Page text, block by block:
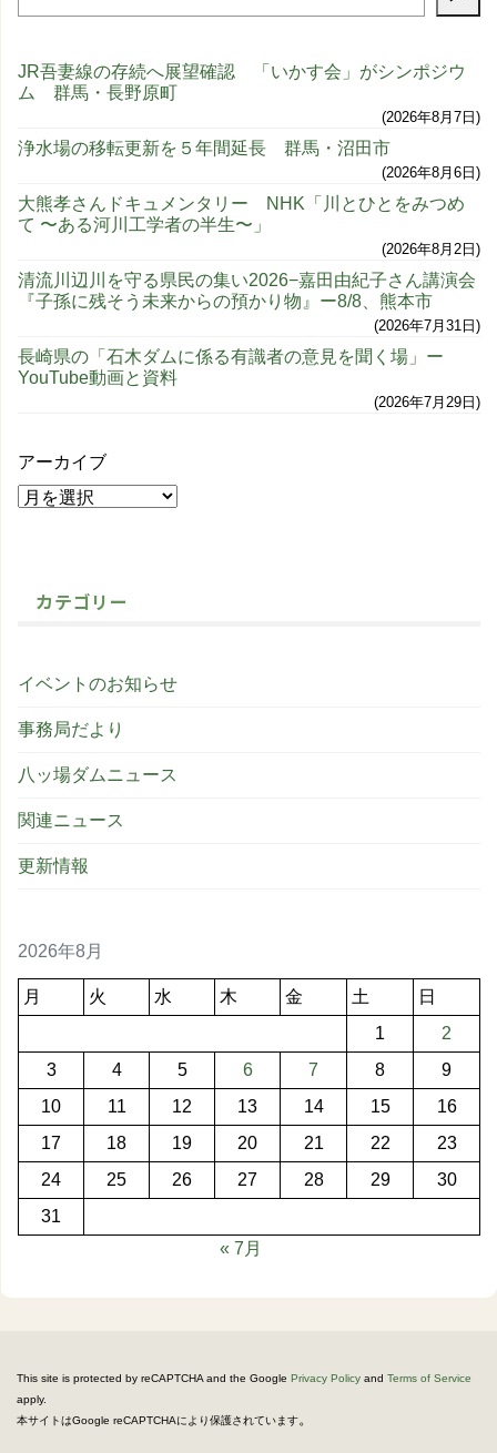
JR吾妻線の存続へ展望確認 「いかす会」がシンポジウ
ム 群馬・長野原町
2026年8月7日
浄水場の移転更新を５年間延長 群馬・沼田市
2026年8月6日
大熊孝さんドキュメンタリー NHK「川とひとをみつめ
て 〜ある河川工学者の半生〜」
2026年8月2日
清流川辺川を守る県民の集い2026−嘉田由紀子さん講演会
『子孫に残そう未来からの預かり物』ー8/8、熊本市
2026年7月31日
長崎県の「石木ダムに係る有識者の意見を聞く場」ー
YouTube動画と資料
2026年7月29日
アーカイブ
カテゴリー
イベントのお知らせ
事務局だより
八ッ場ダムニュース
関連ニュース
更新情報
2026年8月
月 火 水 木 金 土
日
1
2
3
4 5 6 7 8
9
10
11 12 13 14 15
16
17
18 19 20 21 22
23
24
25 26 27 28 29
30
31
« 7月
This site is protected by reCAPTCHA and the Google Privacy Policy and Terms of Service
apply.
本サイトはGoogle reCAPTCHAにより保護されています。